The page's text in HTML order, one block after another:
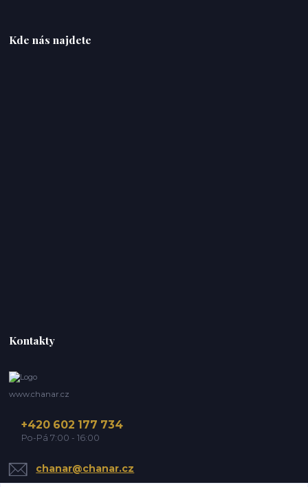
Kde nás najdete
Kontakty
www.chanar.cz
+420 602 177 734
Po-Pá 7:00 - 16:00
chanar@chanar.cz